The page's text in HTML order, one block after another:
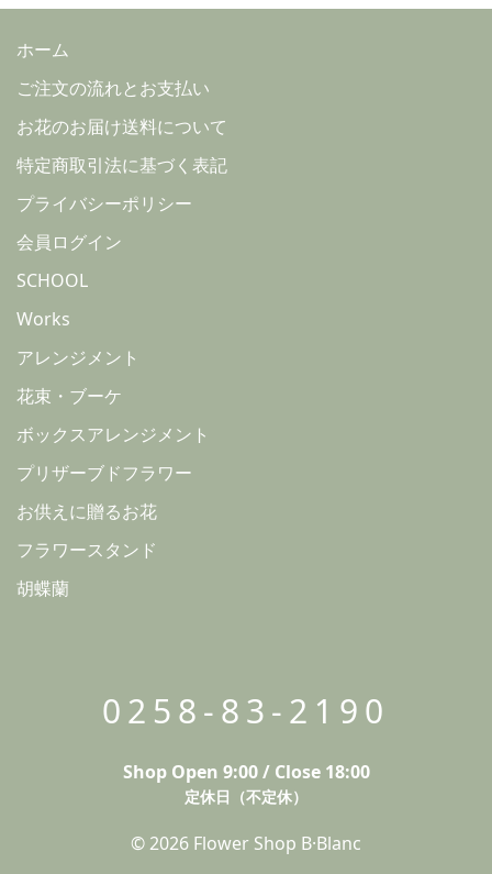
ホーム
ご注文の流れとお支払い
お花のお届け送料について
特定商取引法に基づく表記
プライバシーポリシー
会員ログイン
SCHOOL
Works
アレンジメント
花束・ブーケ
ボックスアレンジメント
プリザーブドフラワー
お供えに贈るお花
フラワースタンド
胡蝶蘭
0258-83-2190
Shop Open 9:00 / Close 18:00
定休日（不定休）
© 2026 Flower Shop B·Blanc